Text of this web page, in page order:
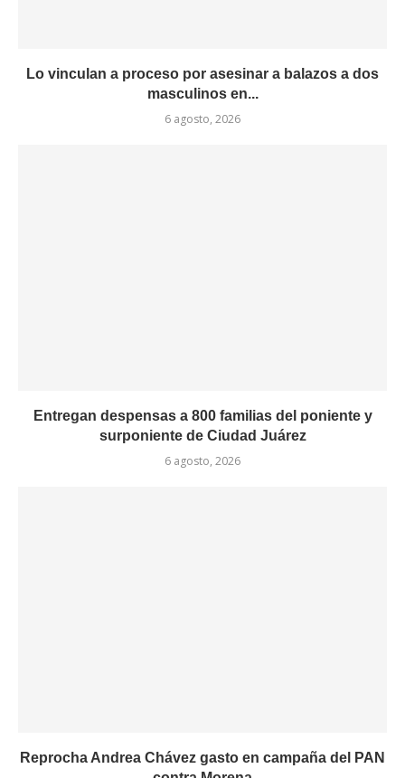
Lo vinculan a proceso por asesinar a balazos a dos
masculinos en...
6 agosto, 2026
Entregan despensas a 800 familias del poniente y
surponiente de Ciudad Juárez
6 agosto, 2026
Reprocha Andrea Chávez gasto en campaña del PAN